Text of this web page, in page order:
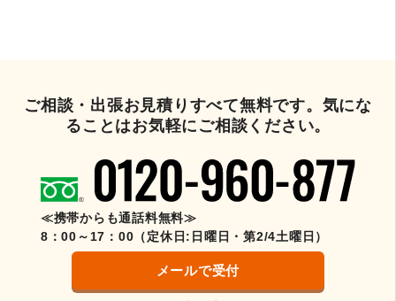
ご相談・出張お見積りすべて無料です。気にな
ることはお気軽にご相談ください。
≪携帯からも通話料無料≫
8：00～17：00（定休日:日曜日・第2/4土曜日）
メールで受付